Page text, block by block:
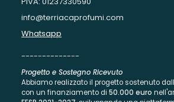
info@terriacaprofumi.com
Whatsapp
--------------
Progetto e Sostegno Ricevuto
Abbiamo realizzato il progetto sostenuto
con un finanziamento di 50.000 euro